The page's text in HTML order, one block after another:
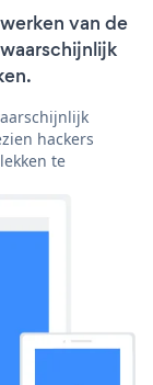
van de
hackers
te